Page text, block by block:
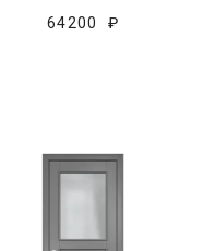
64200 ₽